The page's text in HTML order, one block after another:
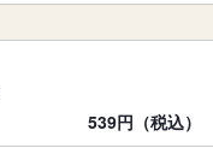
539円（税込）